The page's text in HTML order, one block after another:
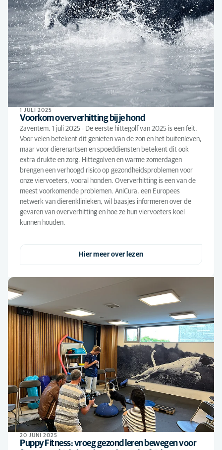
1 JULI 2025
Voorkom oververhitting bij je hond
Zaventem, 1 juli 2025 - De eerste hittegolf van 2025 is een feit.
Voor velen betekent dit genieten van de zon en het buitenleven,
maar voor dierenartsen en spoeddiensten betekent dit ook
extra drukte en zorg. Hittegolven en warme zomerdagen
brengen een verhoogd risico op gezondheidsproblemen voor
onze viervoeters, vooral honden. Oververhitting is een van de
meest voorkomende problemen. AniCura, een Europees
netwerk van dierenklinieken, wil baasjes informeren over de
gevaren van oververhitting en hoe ze hun viervoeters koel
kunnen houden.
Hier meer over lezen
20 JUNI 2025
Puppy Fitness: vroeg gezond leren bewegen voor